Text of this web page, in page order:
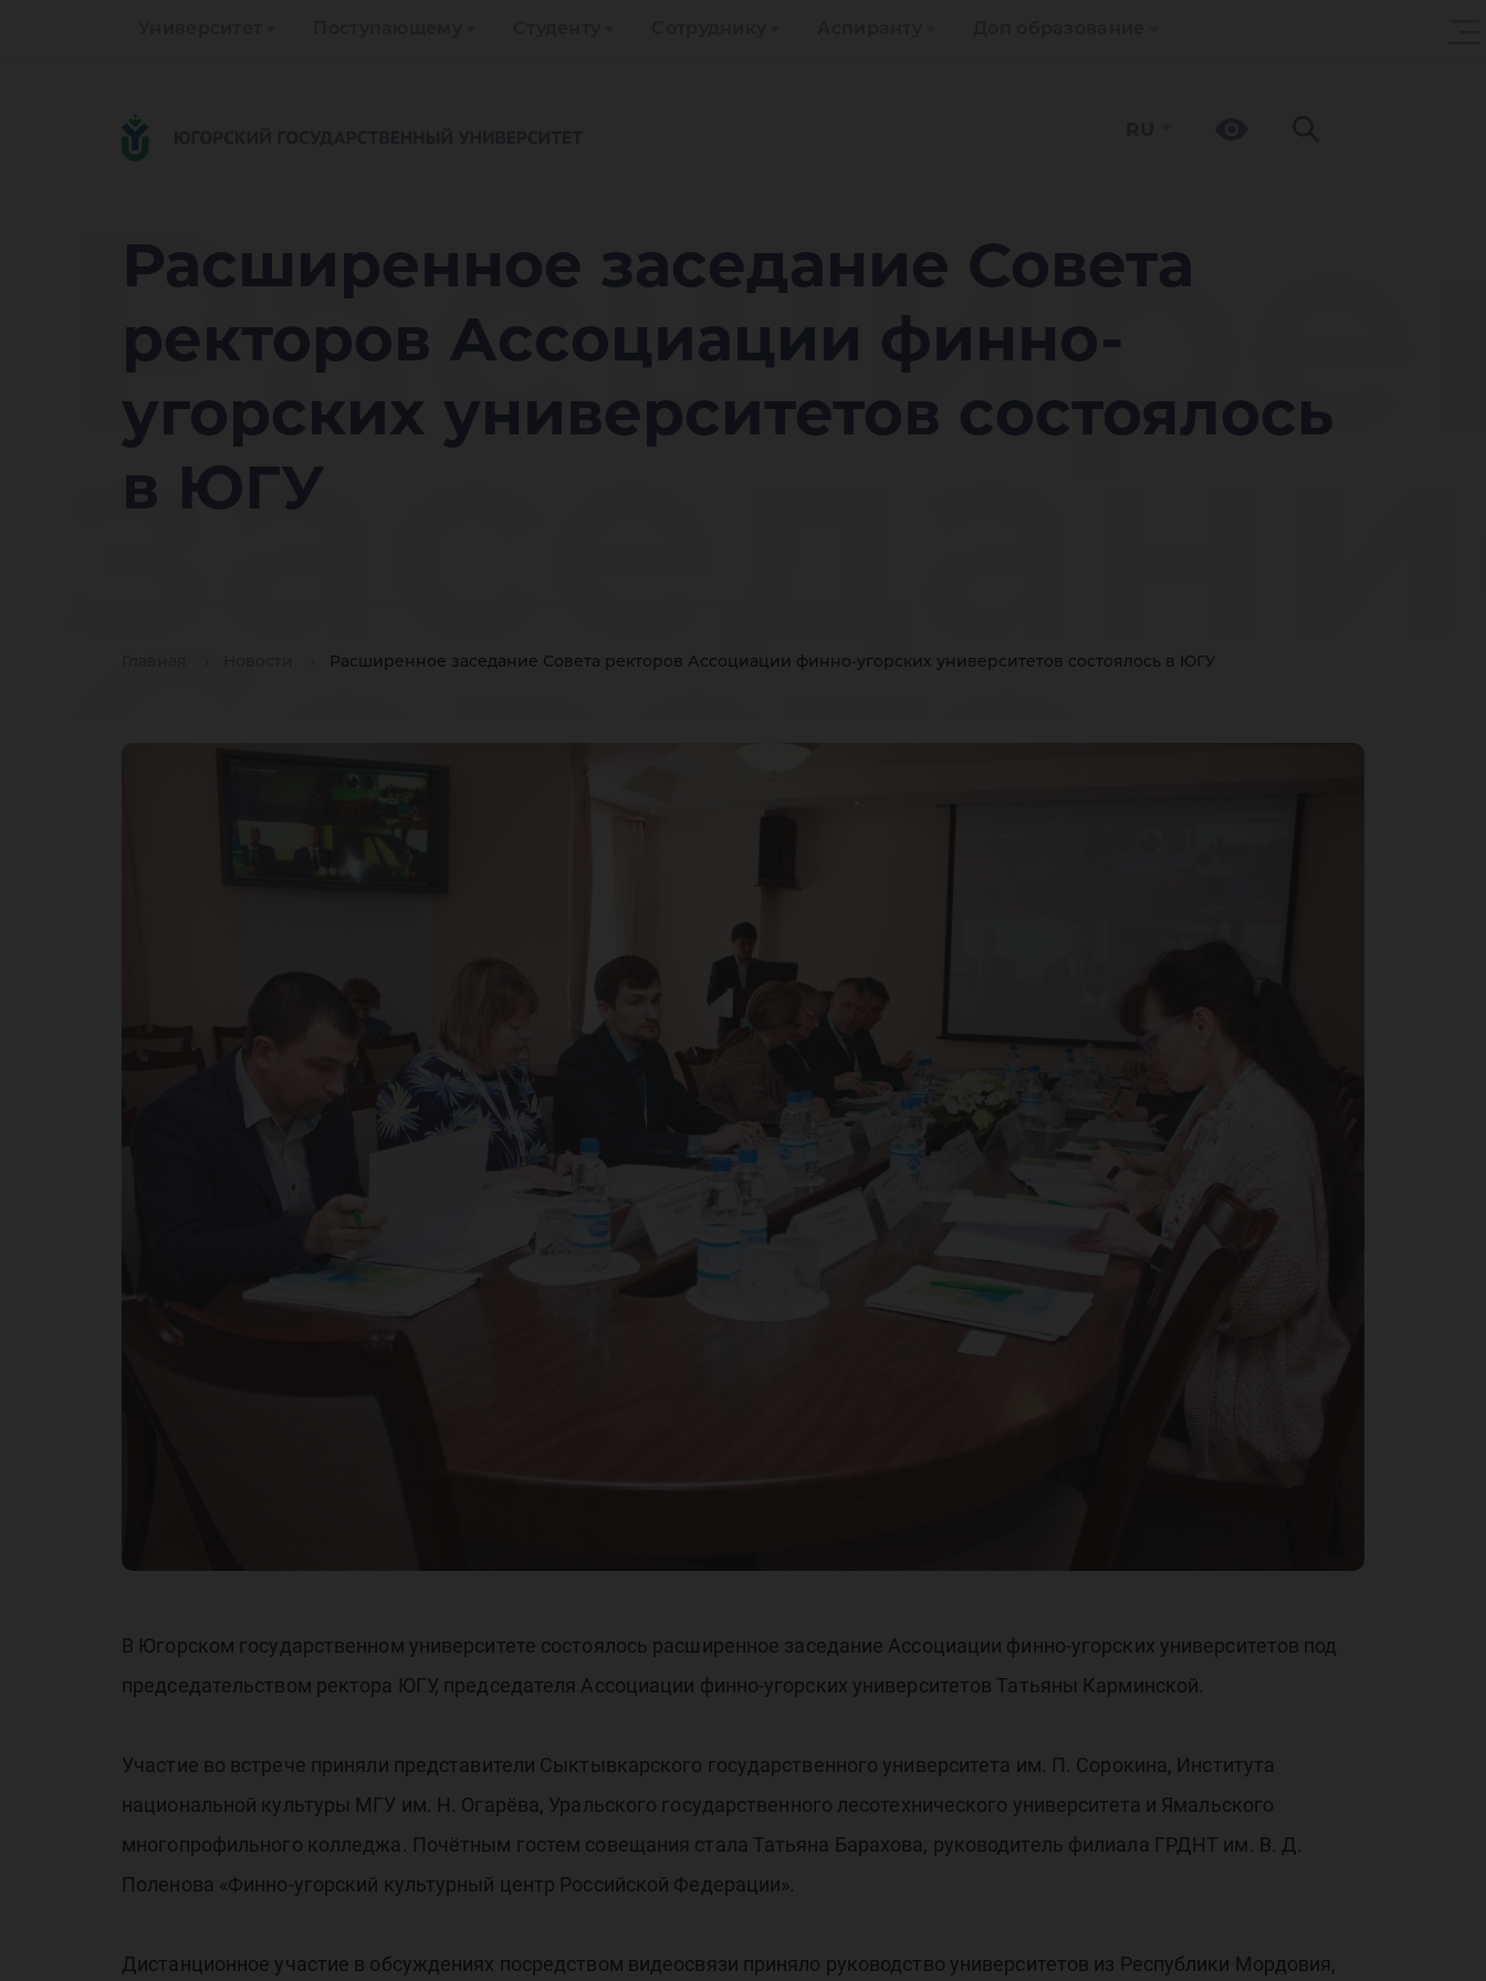
Расширенное заседание Совета
ректоров Ассоциации финно-
угорских университетов состоялось
в ЮГУ
Расширенное заседание Совета ректоров Ассоциации финно-угорских университетов состоялось в ЮГУ
Совета
ректоров
финно-
угорских
В Югорском государственном университете состоялось расширенное заседание Ассоциации финно-угорских университетов под
председательством ректора ЮГУ, председателя Ассоциации финно-угорских университетов Татьяны Карминской.
Участие во встрече приняли представители Сыктывкарского государственного университета им. П. Сорокина, Института
национальной культуры МГУ им. Н. Огарёва, Уральского государственного лесотехнического университета и Ямальского
многопрофильного колледжа. Почётным гостем совещания стала Татьяна Барахова, руководитель филиала ГРДНТ им. В. Д.
Поленова «Финно-угорский культурный центр Российской Федерации».
Дистанционное участие в обсуждениях посредством видеосвязи приняло руководство университетов из Республики Мордовия,